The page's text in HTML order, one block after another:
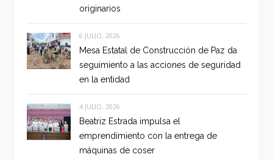
originarios
6 JULIO, 2026
Mesa Estatal de Construcción de Paz da
seguimiento a las acciones de seguridad
en la entidad
4 JULIO, 2026
Beatriz Estrada impulsa el
emprendimiento con la entrega de
máquinas de coser